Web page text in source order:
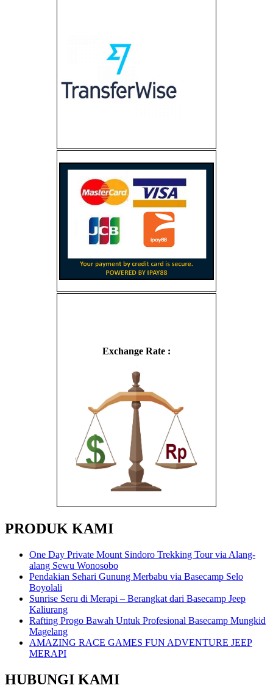
Exchange Rate :
PRODUK KAMI
One Day Private Mount Sindoro Trekking Tour via Alang-
alang Sewu Wonosobo
Pendakian Sehari Gunung Merbabu via Basecamp Selo
Boyolali
Sunrise Seru di Merapi – Berangkat dari Basecamp Jeep
Kaliurang
Rafting Progo Bawah Untuk Profesional Basecamp Mungkid
Magelang
AMAZING RACE GAMES FUN ADVENTURE JEEP
MERAPI
HUBUNGI KAMI